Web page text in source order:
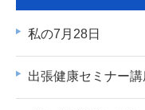
私の7月28日
出張健康セミナー